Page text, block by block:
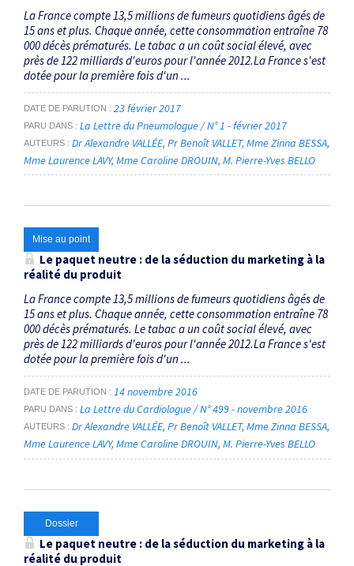
La France compte 13,5 millions de fumeurs quotidiens âgés de
15 ans et plus. Chaque année, cette consommation entraîne 78
000 décès prématurés. Le tabac a un coût social élevé, avec
près de 122 milliards d'euros pour l'année 2012.La France s'est
dotée pour la première fois d'un ...
DATE DE PARUTION 23 février 2017
PARU DANS La Lettre du Pneumologue / N° 1 - février 2017
AUTEURS Dr Alexandre VALLÉE Pr Benoît VALLET Mme Zinna BESSA
Mme Laurence LAVY Mme Caroline DROUIN M. Pierre-Yves BELLO
Mise au point
Le paquet neutre : de la séduction du marketing à la
réalité du produit
La France compte 13,5 millions de fumeurs quotidiens âgés de
15 ans et plus. Chaque année, cette consommation entraîne 78
000 décès prématurés. Le tabac a un coût social élevé, avec
près de 122 milliards d'euros pour l'année 2012.La France s'est
dotée pour la première fois d'un ...
DATE DE PARUTION 14 novembre 2016
PARU DANS La Lettre du Cardiologue / N° 499 - novembre 2016
AUTEURS Dr Alexandre VALLÉE Pr Benoît VALLET Mme Zinna BESSA
Mme Laurence LAVY Mme Caroline DROUIN M. Pierre-Yves BELLO
Dossier
Le paquet neutre : de la séduction du marketing à la
réalité du produit